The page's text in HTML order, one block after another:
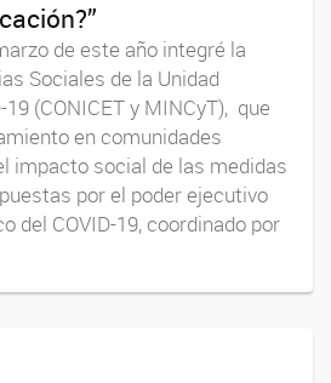
de este año integré la
Sociales de la Unidad
(CONICET y MINCyT), que
en comunidades
impacto social de las medidas
por el poder ejecutivo
del COVID-19, coordinado por